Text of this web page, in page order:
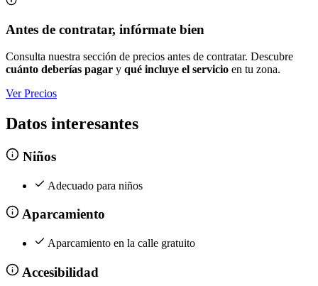
Antes de contratar, infórmate bien
Consulta nuestra sección de precios antes de contratar. Descubre
cuánto deberías pagar y qué incluye el servicio en tu zona.
Ver Precios
Datos interesantes
Niños
Adecuado para niños
Aparcamiento
Aparcamiento en la calle gratuito
Accesibilidad